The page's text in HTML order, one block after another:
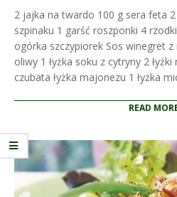
12
2 jajka na twardo 100 g sera feta
szpinaku 1 garść roszponki 4
ogórka szczypiorek Sos winegret z
oliwy 1 łyżka soku z cytryny 2
czubata łyżka majonezu 1 łyżka
READ